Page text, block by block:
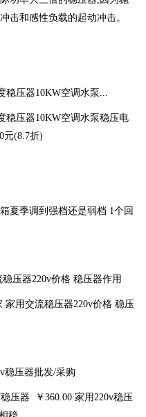
击和感性负载的起动冲击。
稳压器10KW空调水泵...
稳压器10KW空调水泵稳压电
元(8.7折)
夏季调到强档还是弱档 1个回
压器220v价格 稳压器作用
用交流稳压器220v价格 稳压
稳压器批发/采购
压器 ￥360.00 家用220v稳压